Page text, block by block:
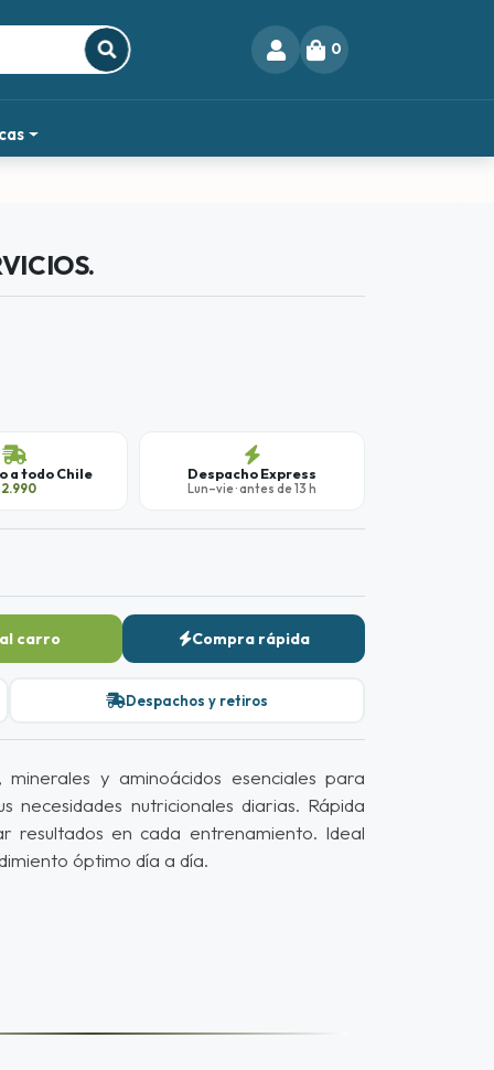
0
a todo Chile Despacho Express
Lun–vie · antes de 13 h
carro Compra rápida
Despachos y retiros
y aminoácidos esenciales para
nutricionales diarias. Rápida
resultados en cada entrenamiento. Ideal
óptimo día a día.